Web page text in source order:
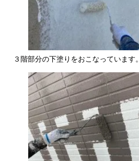
３階部分の下塗りをおこなっています。